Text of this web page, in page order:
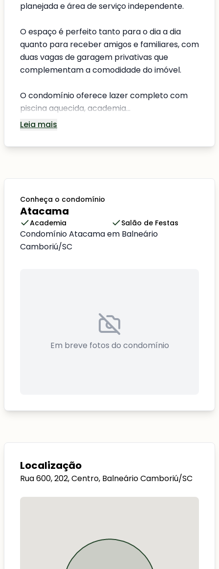
planejada e área de serviço independente.
O espaço é perfeito tanto para o dia a dia
quanto para receber amigos e familiares, com
duas vagas de garagem privativas que
complementam a comodidade do imóvel.
O condomínio oferece lazer completo com
piscina aquecida, academia...
Leia mais
Conheça o condomínio
Atacama
Academia Salão de Festas
Condomínio Atacama em Balneário
Camboriú/SC
Em breve fotos do condomínio
Localização
Rua 600, 202, Centro, Balneário Camboriú/SC